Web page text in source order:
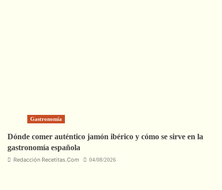
Gastronomía
Dónde comer auténtico jamón ibérico y cómo se sirve en la
gastronomía española
Redacción Recetitas.Com 04/08/2026